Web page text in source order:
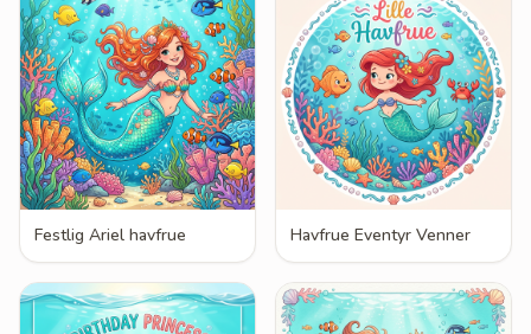
Festlig Ariel havfrue Havfrue Eventyr Venner